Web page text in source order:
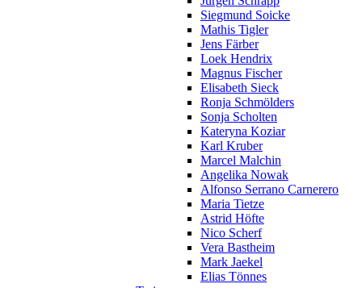
Siegmund Soicke
Mathis Tigler
Jens Färber
Loek Hendrix
Magnus Fischer
Elisabeth Sieck
Ronja Schmölders
Sonja Scholten
Kateryna Koziar
Karl Kruber
Marcel Malchin
Angelika Nowak
Alfonso Serrano Carnerero
Maria Tietze
Astrid Höfte
Nico Scherf
Vera Bastheim
Mark Jaekel
Elias Tönnes